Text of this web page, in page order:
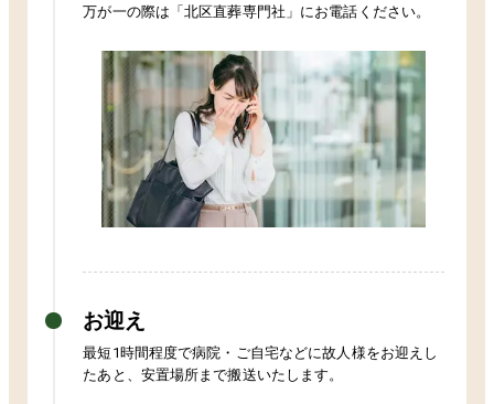
万が一の際は「北区直葬専門社」にお電話ください。
お迎え
最短1時間程度で病院・ご自宅などに故人様をお迎えし
たあと、安置場所まで搬送いたします。